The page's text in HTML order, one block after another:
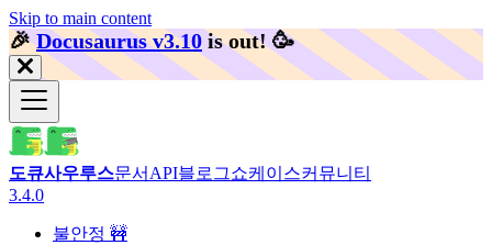
Skip to main content
🎉️Docusaurus v3.10 is out! 🥳️
도큐사우루스문서 API블로그쇼케이스커뮤니티
3.4.0
불안정 🚧